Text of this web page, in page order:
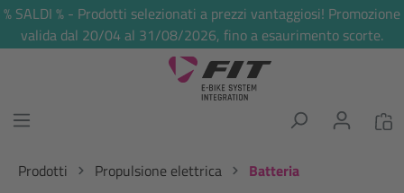
principale
% SALDI % - Prodotti selezionati a prezzi vantaggiosi! Promozione
valida dal 20/04 al 31/08/2026, fino a esaurimento scorte.
Prodotti Propulsione elettrica Batteria